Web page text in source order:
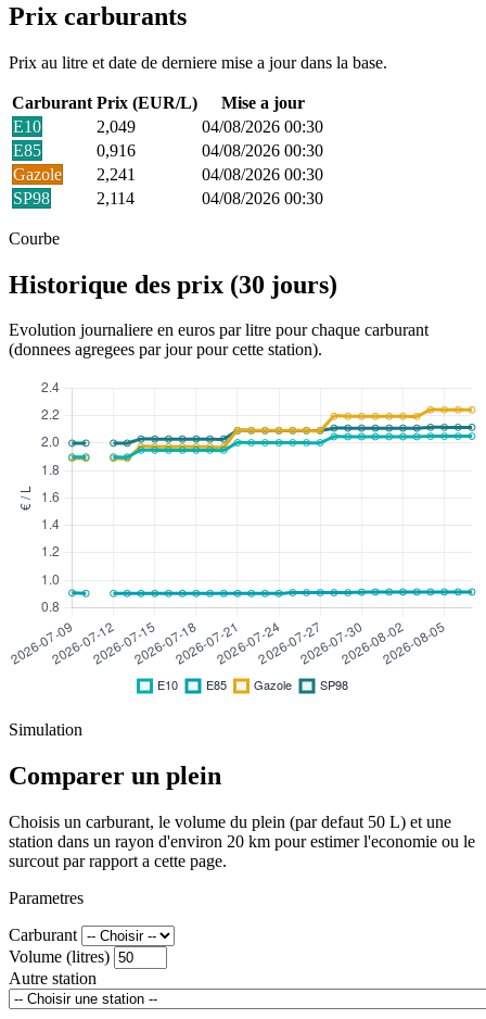
Prix carburants
Prix au litre et date de derniere mise a jour dans la base.
Carburant Prix (EUR/L)
Mise a jour
E10
2,049
04/08/2026 00:30
E85
0,916
04/08/2026 00:30
Gazole
2,241
04/08/2026 00:30
SP98
2,114 04/08/2026 00:30
Courbe
Historique des prix (30 jours)
Evolution journaliere en euros par litre pour chaque carburant
(donnees agregees par jour pour cette station).
Simulation
Comparer un plein
Choisis un carburant, le volume du plein (par defaut 50 L) et une
station dans un rayon d'environ 20 km pour estimer l'economie ou le
surcout par rapport a cette page.
Parametres
Carburant
Volume (litres)
Autre station